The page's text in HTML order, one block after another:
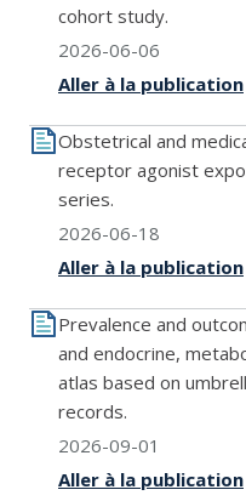
cohort study.
2026-06-06
Aller à la publication
Obstetrical and
receptor agonist
series.
2026-06-18
Aller à la publication
Prevalence and
and endocrine,
atlas based on
records.
2026-09-01
Aller à la publication